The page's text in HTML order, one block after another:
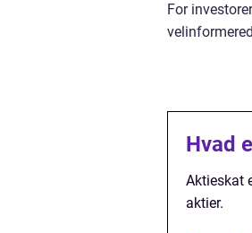
For
Hvad
Aktieskat
aktier.